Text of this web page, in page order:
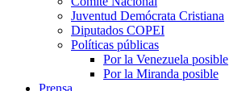
Juventud Demócrata Cristiana
Diputados COPEI
Políticas públicas
Por la Venezuela posible
Por la Miranda posible
Prensa